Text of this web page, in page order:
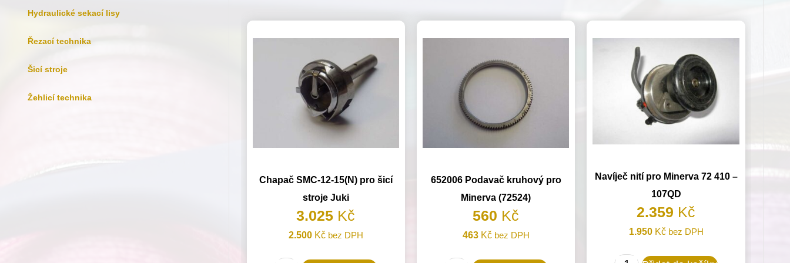
Hydraulické sekací lisy
Řezací technika
Šicí stroje
Žehlicí technika
Chapač SMC-12-15(N) pro šicí
stroje Juki
3.025 Kč
2.500 Kčbez DPH
652006 Podavač kruhový pro
Minerva (72524)
560 Kč
463 Kčbez DPH
Navíječ nití pro Minerva 72 410 –
107QD
2.359 Kč
1.950 Kčbez DPH